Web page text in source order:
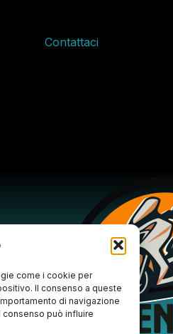
come i cookie per
Il consenso a queste
di navigazione
consenso può influire
Contattaci